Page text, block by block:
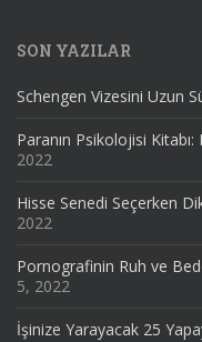
SON YAZILAR
Schengen Vizesini Uzun
Paranın Psikolojisi
2022
Hisse Senedi Seçerken
2022
Pornografinin Ruh ve
5, 2022
İşinize Yarayacak 25